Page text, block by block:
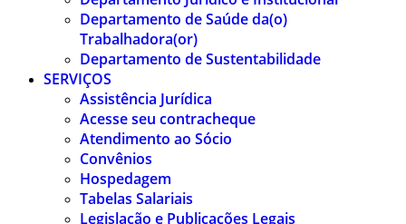
Departamento de Saúde da(o)
Trabalhadora(or)
Departamento de Sustentabilidade
SERVIÇOS
Assistência Jurídica
Acesse seu contracheque
Atendimento ao Sócio
Convênios
Hospedagem
Tabelas Salariais
Legislação e Publicações Legais